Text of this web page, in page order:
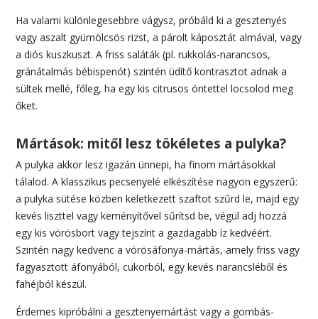
Ha valami különlegesebbre vágysz, próbáld ki a gesztenyés
vagy aszalt gyümölcsös rizst, a párolt káposztát almával, vagy
a diós kuszkuszt. A friss saláták (pl. rukkolás-narancsos,
gránátalmás bébispenót) szintén üdítő kontrasztot adnak a
sültek mellé, főleg, ha egy kis citrusos öntettel locsolod meg
őket.
Mártások: mitől lesz tökéletes a pulyka?
A pulyka akkor lesz igazán ünnepi, ha finom mártásokkal
tálalod. A klasszikus pecsenyelé elkészítése nagyon egyszerű:
a pulyka sütése közben keletkezett szaftot szűrd le, majd egy
kevés liszttel vagy keményítővel sűrítsd be, végül adj hozzá
egy kis vörösbort vagy tejszínt a gazdagabb íz kedvéért.
Szintén nagy kedvenc a vörösáfonya-mártás, amely friss vagy
fagyasztott áfonyából, cukorból, egy kevés narancsléből és
fahéjból készül.
Érdemes kipróbálni a gesztenyemártást vagy a gombás-